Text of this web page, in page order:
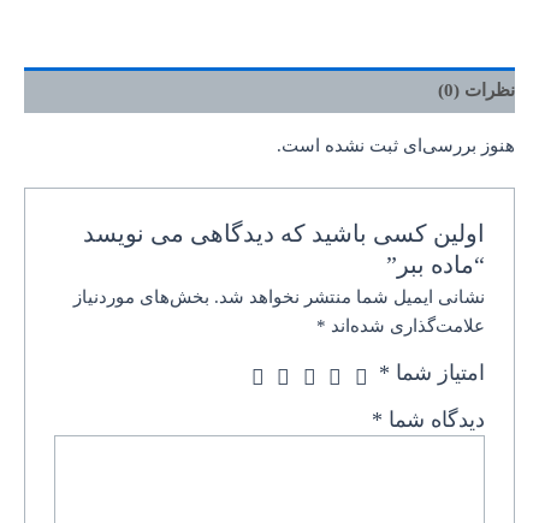
نظرات (0)
هنوز بررسی‌ای ثبت نشده است.
اولین کسی باشید که دیدگاهی می نویسد
“ماده ببر”
نشانی ایمیل شما منتشر نخواهد شد. بخش‌های موردنیاز
علامت‌گذاری شده‌اند *
امتیاز شما *
دیدگاه شما *